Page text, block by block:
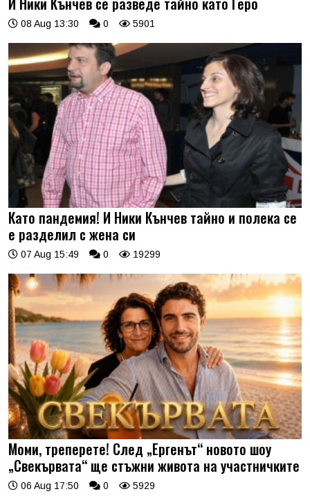
08 Aug 13:30 0 5901
Като пандемия! И Ники Кънчев тайно и полека се
е разделил с жена си
07 Aug 15:49 0 19299
Моми, треперете! След „Ергенът“ новото шоу
„Свекървата“ ще стъжни живота на участничките
06 Aug 17:50 0 5929